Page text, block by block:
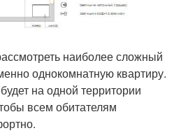
наиболее сложный
однокомнатную квартиру.
на одной территории
всем обитателям